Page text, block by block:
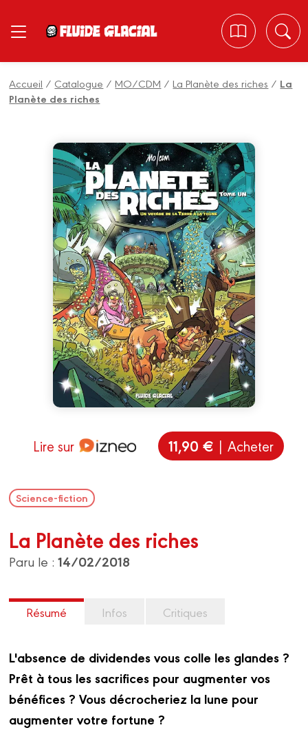
Accueil / Catalogue /MO/CDM /La Planète des riches / La
Planète des riches
Lire sur 11,90 € | Acheter
Science-fiction
La Planète des riches
Paru le :14/02/2018
Résumé Infos Critiques
L'absence de dividendes vous colle les glandes ?
Prêt à tous les sacrifices pour augmenter vos
bénéfices ? Vous décrocheriez la lune pour
augmenter votre fortune ?